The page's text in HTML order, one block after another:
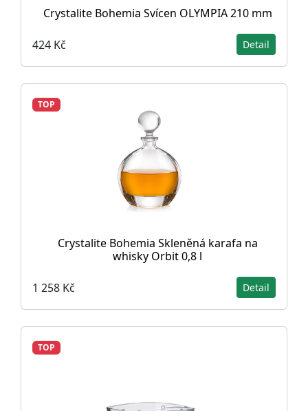
Crystalite Bohemia Svícen OLYMPIA 210 mm
424 Kč Detail
TOP
Crystalite Bohemia Skleněná karafa na
whisky Orbit 0,8 l
1 258 Kč Detail
TOP